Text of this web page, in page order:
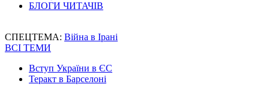
БЛОГИ ЧИТАЧІВ
СПЕЦТЕМА: Війна в Ірані
ВСІ ТЕМИ
Вступ України в ЄС
Теракт в Барселоні